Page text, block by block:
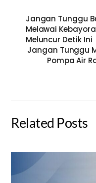
Jangan Tunggu
Melawai
Meluncur Detik Ini
Jangan Tunggu
Pompa Air
Related Posts